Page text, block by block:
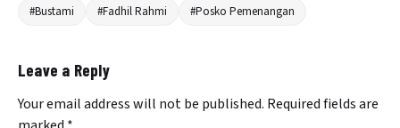
#Bustami #Fadhil Rahmi #Posko Pemenangan
Leave a Reply
Your email address will not be published. Required fields are